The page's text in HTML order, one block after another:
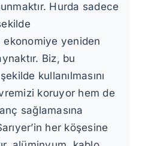
Hurda sadece
yeniden
Biz, bu
kullanılmasını
koruyor hem de
sağlamasına
her köşesine